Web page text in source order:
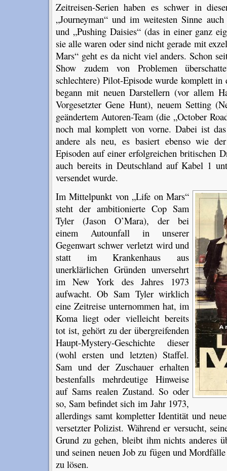
Zeitreisen-Serien haben es schwer in
„Journeyman“ und im weitesten Sinne
und „Pushing Daisies“ (das in einer ganz
sie alle waren oder sind nicht gerade mit
Mars“ geht es da nicht viel anders. Schon
Show zudem von Problemen
schlechtere) Pilot-Episode wurde komplett
begann mit neuen Darstellern (vor allem
Vorgesetzter Gene Hunt), neuem Setting
geändertem Autoren-Team (die „October
noch mal komplett von vorne. Dabei ist
andere als neu, es basiert ebenso wie
Episoden auf einer erfolgreichen britischen
auch bereits in Deutschland auf Kabel 1
versendet wurde.
Im Mittelpunkt von „Life on Mars“
steht der ambitionierte Cop Sam
Tyler (Jason O’Mara), der bei
einem Autounfall in unserer
Gegenwart schwer verletzt wird und
statt im Krankenhaus aus
unerklärlichen Gründen unversehrt
im New York des Jahres 1973
aufwacht. Ob Sam Tyler wirklich
eine Zeitreise unternommen hat, im
Koma liegt oder vielleicht bereits
tot ist, gehört zu der übergreifenden
Haupt-Mystery-Geschichte dieser
(wohl ersten und letzten) Staffel.
Sam und der Zuschauer erhalten
bestenfalls mehrdeutige Hinweise
auf Sams realen Zustand. So oder
so, Sam befindet sich im Jahr 1973,
allerdings samt kompletter Identität und
versetzter Polizist. Während er versucht,
Grund zu gehen, bleibt ihm nichts anderes
und seinen neuen Job zu fügen und
zu lösen.